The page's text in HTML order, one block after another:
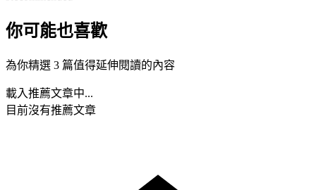
你可能也喜歡
為你精選 3 篇值得延伸閱讀的內容
載入推薦文章中...
目前沒有推薦文章